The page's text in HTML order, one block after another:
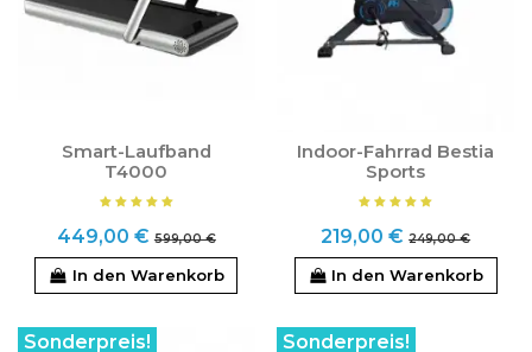
Smart-Laufband
T4000
449,00 € 599,00 €
In den Warenkorb
Indoor-Fahrrad Bestia
Sports
219,00 € 249,00 €
In den Warenkorb
Sonderpreis!
Sonderpreis!